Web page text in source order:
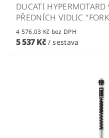
DUCATI
PŘEDNÍCH VIDLIC
4 576,03 Kč bez DPH
5 537 Kč / sestava